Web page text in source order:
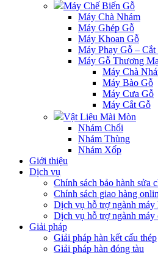
Máy Chế Biến Gỗ
Máy Chà Nhám
Máy Ghép Gỗ
Máy Khoan Gỗ
Máy Phay Gỗ –
Máy Gỗ Thương
Máy Chà
Máy Bào Gỗ
Máy Cưa Gỗ
Máy Cắt Gỗ
Vật Liệu Mài Mòn
Nhám Chổi
Nhám Thùng
Nhám Xốp
Giới thiệu
Dịch vụ
Chính sách bảo hành sửa
Chính sách giao hàng
Dịch vụ hỗ trợ ngành máy
Dịch vụ hỗ trợ ngành máy
Giải pháp
Giải pháp hàn kết cấu thép
Giải pháp hàn đóng tàu